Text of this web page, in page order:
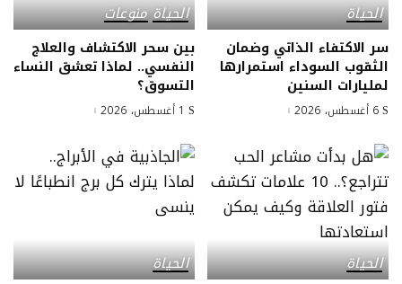
الحياة
سر الاكتفاء الذاتي وضمان
الثقوب السوداء استمرارها
لمليارات السنين
6 أغسطس، 2026
الحياةمنوعات
بين سحر الاكتشاف والعلاج
النفسي.. لماذا تعشق النساء
التسوق؟
1 أغسطس، 2026
الحياة
الحياة